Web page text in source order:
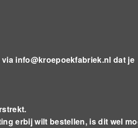
via info@kroepoekfabriek.nl dat je
erbij wilt bestellen, is dit wel